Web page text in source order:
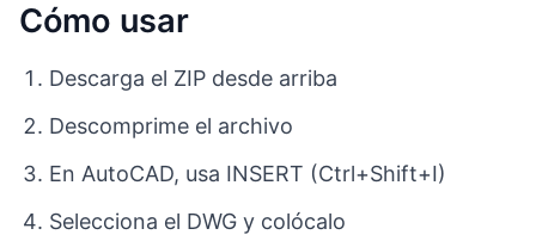
Cómo usar
Descarga el ZIP desde arriba
Descomprime el archivo
En AutoCAD, usa INSERT (Ctrl+Shift+I)
Selecciona el DWG y colócalo